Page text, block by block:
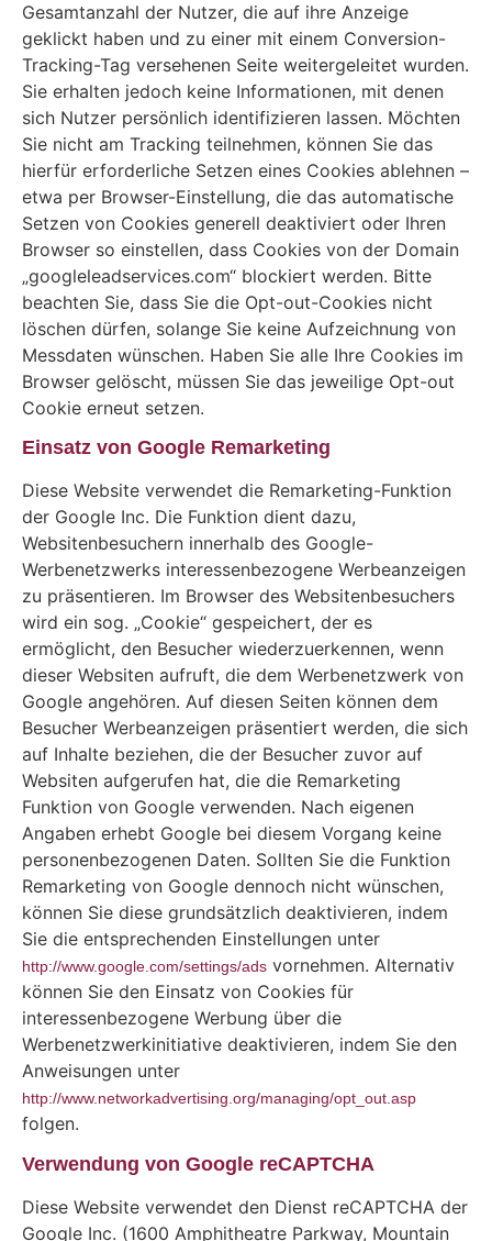
Gesamtanzahl der Nutzer, die auf ihre Anzeige
geklickt haben und zu einer mit einem Conversion-
Tracking-Tag versehenen Seite weitergeleitet wurden.
Sie erhalten jedoch keine Informationen, mit denen
sich Nutzer persönlich identifizieren lassen. Möchten
Sie nicht am Tracking teilnehmen, können Sie das
hierfür erforderliche Setzen eines Cookies ablehnen –
etwa per Browser-Einstellung, die das automatische
Setzen von Cookies generell deaktiviert oder Ihren
Browser so einstellen, dass Cookies von der Domain
„googleleadservices.com“ blockiert werden. Bitte
beachten Sie, dass Sie die Opt-out-Cookies nicht
löschen dürfen, solange Sie keine Aufzeichnung von
Messdaten wünschen. Haben Sie alle Ihre Cookies im
Browser gelöscht, müssen Sie das jeweilige Opt-out
Cookie erneut setzen.
Einsatz von Google Remarketing
Diese Website verwendet die Remarketing-Funktion
der Google Inc. Die Funktion dient dazu,
Websitenbesuchern innerhalb des Google-
Werbenetzwerks interessenbezogene Werbeanzeigen
zu präsentieren. Im Browser des Websitenbesuchers
wird ein sog. „Cookie“ gespeichert, der es
ermöglicht, den Besucher wiederzuerkennen, wenn
dieser Websiten aufruft, die dem Werbenetzwerk von
Google angehören. Auf diesen Seiten können dem
Besucher Werbeanzeigen präsentiert werden, die sich
auf Inhalte beziehen, die der Besucher zuvor auf
Websiten aufgerufen hat, die die Remarketing
Funktion von Google verwenden. Nach eigenen
Angaben erhebt Google bei diesem Vorgang keine
personenbezogenen Daten. Sollten Sie die Funktion
Remarketing von Google dennoch nicht wünschen,
können Sie diese grundsätzlich deaktivieren, indem
Sie die entsprechenden Einstellungen unter
http://www.google.com/settings/ads vornehmen. Alternativ
können Sie den Einsatz von Cookies für
interessenbezogene Werbung über die
Werbenetzwerkinitiative deaktivieren, indem Sie den
Anweisungen unter
http://www.networkadvertising.org/managing/opt_out.asp
folgen.
Verwendung von Google reCAPTCHA
Diese Website verwendet den Dienst reCAPTCHA der
Google Inc. (1600 Amphitheatre Parkway, Mountain